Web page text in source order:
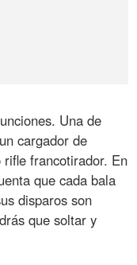
Una de
cargador de
francotirador. En
que cada bala
disparos son
que soltar y